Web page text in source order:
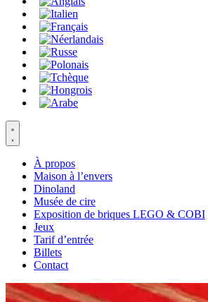
À propos
Maison à l’envers
Dinoland
Musée de cire
Exposition de briques LEGO & COBI
Jeux
Tarif d’entrée
Billets
Contact